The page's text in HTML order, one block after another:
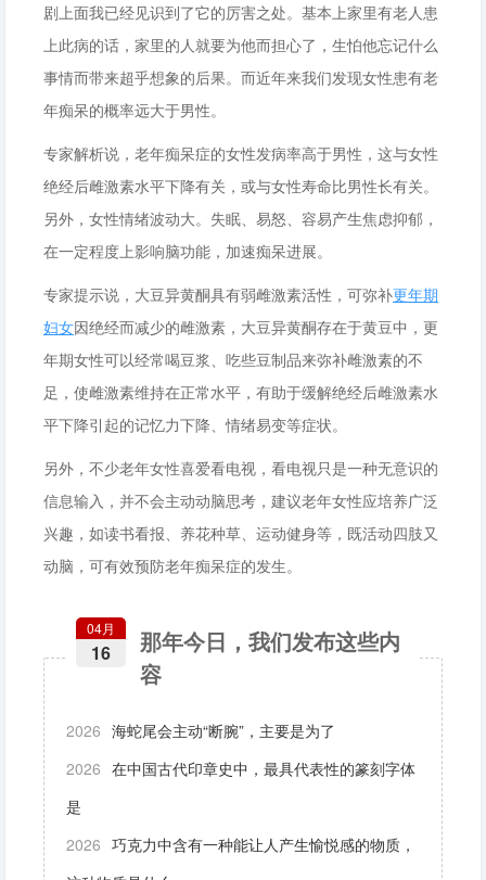
剧上面我已经见识到了它的厉害之处。基本上家里有老人患
上此病的话，家里的人就要为他而担心了，生怕他忘记什么
事情而带来超乎想象的后果。而近年来我们发现女性患有老
年痴呆的概率远大于男性。
专家解析说，老年痴呆症的女性发病率高于男性，这与女性
绝经后雌激素水平下降有关，或与女性寿命比男性长有关。
另外，女性情绪波动大。失眠、易怒、容易产生焦虑抑郁，
在一定程度上影响脑功能，加速痴呆进展。
专家提示说，大豆异黄酮具有弱雌激素活性，可弥补更年期
妇女因绝经而减少的雌激素，大豆异黄酮存在于黄豆中，更
年期女性可以经常喝豆浆、吃些豆制品来弥补雌激素的不
足，使雌激素维持在正常水平，有助于缓解绝经后雌激素水
平下降引起的记忆力下降、情绪易变等症状。
另外，不少老年女性喜爱看电视，看电视只是一种无意识的
信息输入，并不会主动动脑思考，建议老年女性应培养广泛
兴趣，如读书看报、养花种草、运动健身等，既活动四肢又
动脑，可有效预防老年痴呆症的发生。
那年今日，我们发布这些内
容
04月
16
2026 海蛇尾会主动“断腕”，主要是为了
2026 在中国古代印章史中，最具代表性的篆刻字体
是
2026 巧克力中含有一种能让人产生愉悦感的物质，